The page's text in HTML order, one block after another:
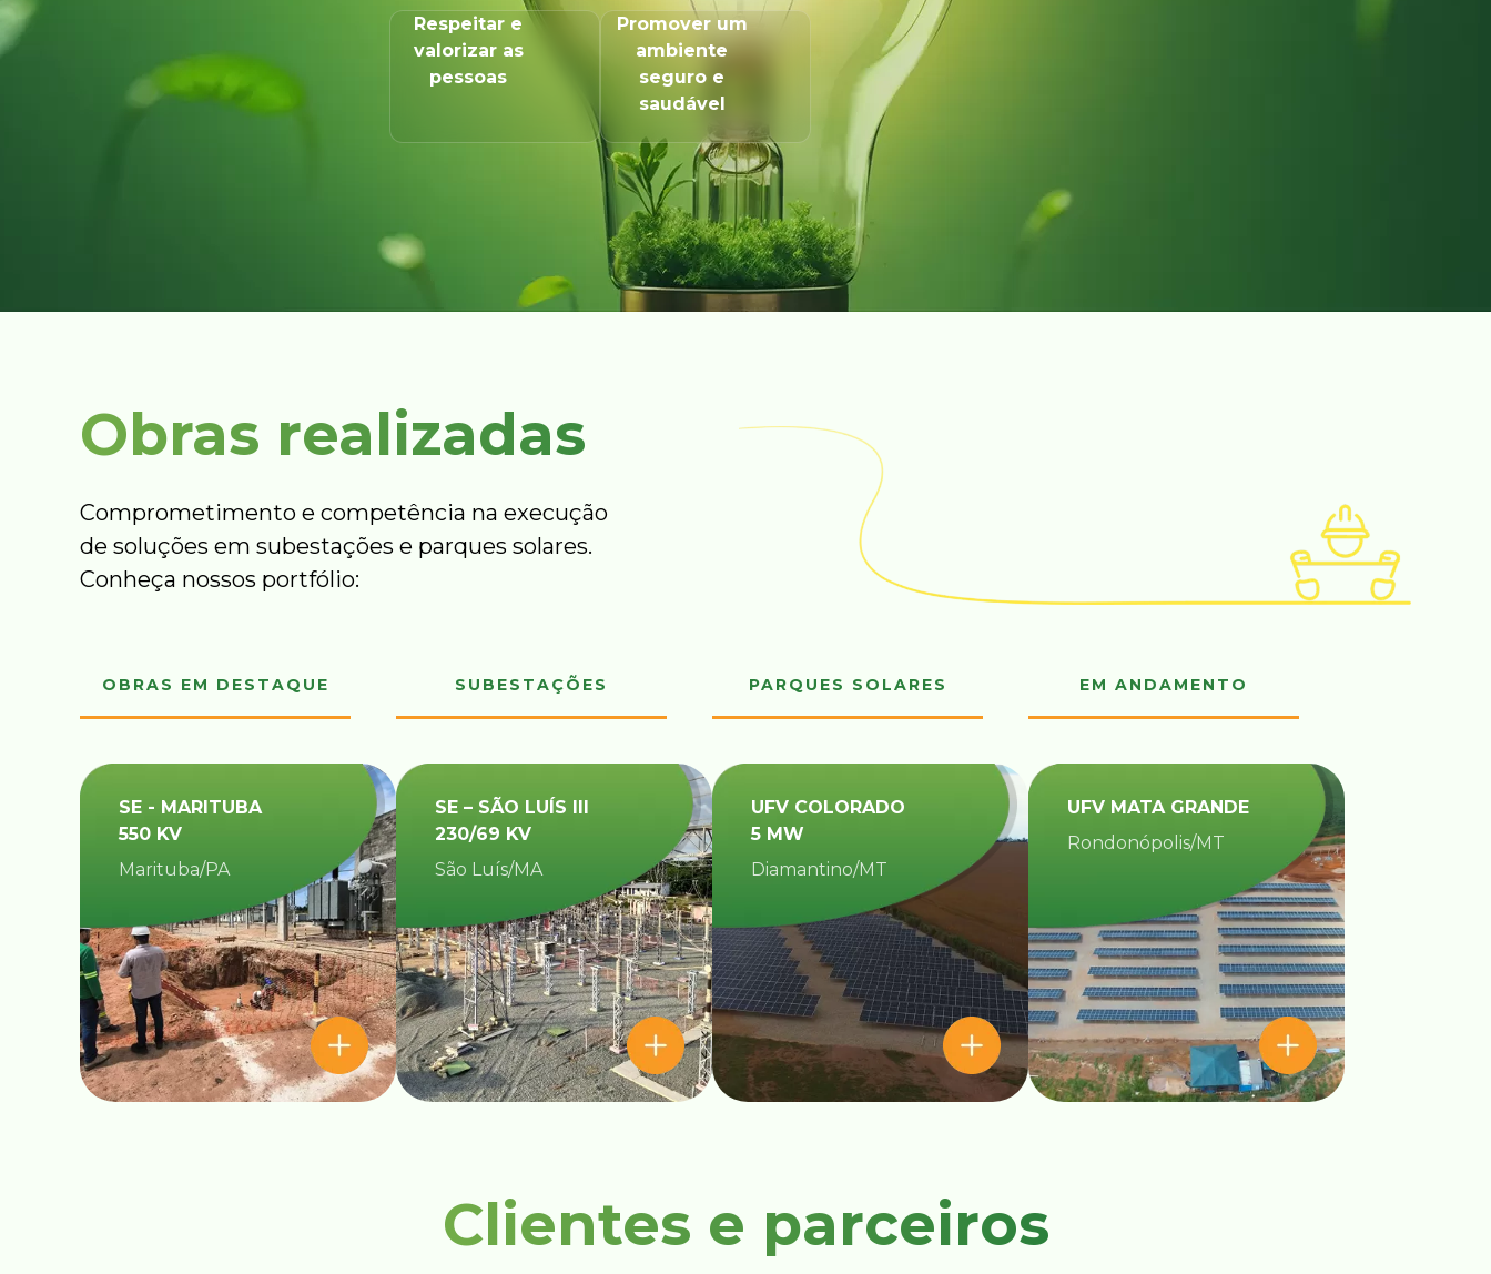
Respeitar e
valorizar as
pessoas
Promover um
ambiente
seguro e
saudável
Obras realizadas
Comprometimento e competência na execução
de soluções em subestações e parques solares.
Conheça nossos portfólio:
OBRAS EM DESTAQUE
SE - MARITUBA
550 KV
Marituba/PA
SUBESTAÇÕES
SE – SÃO LUÍS III
230/69 KV
São Luís/MA
PARQUES SOLARES
UFV COLORADO
5 MW
Diamantino/MT​
EM ANDAMENTO
UFV MATA GRANDE​
Rondonópolis/MT
Clientes e parceiros